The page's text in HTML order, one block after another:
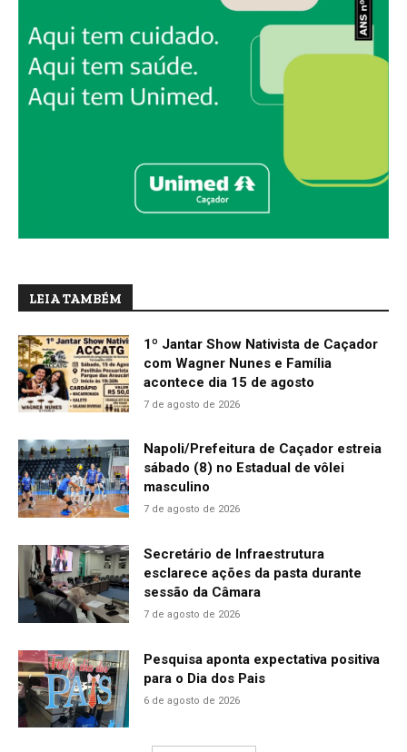
LEIA TAMBÉM
1º Jantar Show Nativista de Caçador
com Wagner Nunes e Família
acontece dia 15 de agosto
7 de agosto de 2026
Napoli/Prefeitura de Caçador estreia
sábado (8) no Estadual de vôlei
masculino
7 de agosto de 2026
Secretário de Infraestrutura
esclarece ações da pasta durante
sessão da Câmara
7 de agosto de 2026
Pesquisa aponta expectativa positiva
para o Dia dos Pais
6 de agosto de 2026